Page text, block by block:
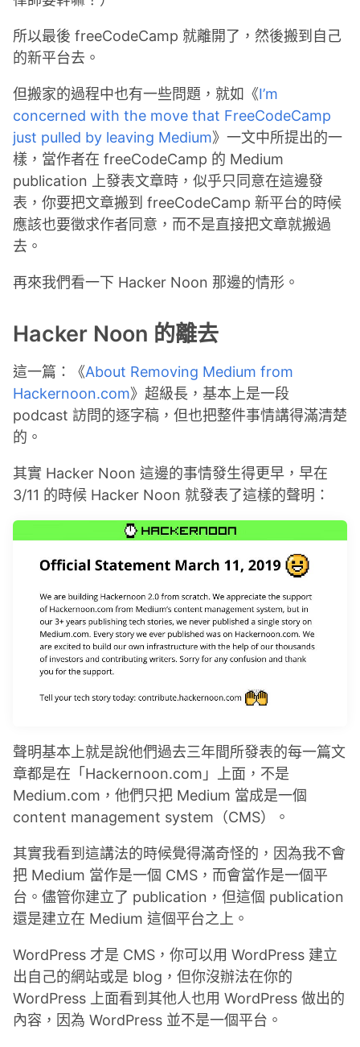
所以最後 freeCodeCamp 就離開了，然後搬到自己
的新平台去。
但搬家的過程中也有一些問題，就如《I’m
concerned with the move that FreeCodeCamp
just pulled by leaving Medium》一文中所提出的一
樣，當作者在 freeCodeCamp 的 Medium
publication 上發表文章時，似乎只同意在這邊發
表，你要把文章搬到 freeCodeCamp 新平台的時候
應該也要徵求作者同意，而不是直接把文章就搬過
去。
再來我們看一下 Hacker Noon 那邊的情形。
Hacker Noon 的離去
這一篇：《About Removing Medium from
Hackernoon.com》超級長，基本上是一段
podcast 訪問的逐字稿，但也把整件事情講得滿清楚
的。
其實 Hacker Noon 這邊的事情發生得更早，早在
3/11 的時候 Hacker Noon 就發表了這樣的聲明：
聲明基本上就是說他們過去三年間所發表的每一篇文
章都是在「Hackernoon.com」上面，不是
Medium.com，他們只把 Medium 當成是一個
content management system（CMS）。
其實我看到這講法的時候覺得滿奇怪的，因為我不會
把 Medium 當作是一個 CMS，而會當作是一個平
台。儘管你建立了 publication，但這個 publication
還是建立在 Medium 這個平台之上。
WordPress 才是 CMS，你可以用 WordPress 建立
出自己的網站或是 blog，但你沒辦法在你的
WordPress 上面看到其他人也用 WordPress 做出的
內容，因為 WordPress 並不是一個平台。